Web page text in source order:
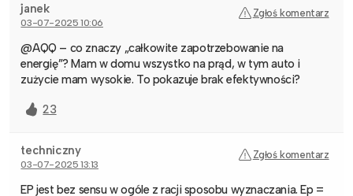
janek
03-07-2025 10:06
Zgłoś komentarz
@AQQ – co znaczy „całkowite zapotrzebowanie na
energię”? Mam w domu wszystko na prąd, w tym auto i
zużycie mam wysokie. To pokazuje brak efektywności?
23
techniczny
03-07-2025 13:13
Zgłoś komentarz
EP jest bez sensu w ogóle z racji sposobu wyznaczania. Ep =